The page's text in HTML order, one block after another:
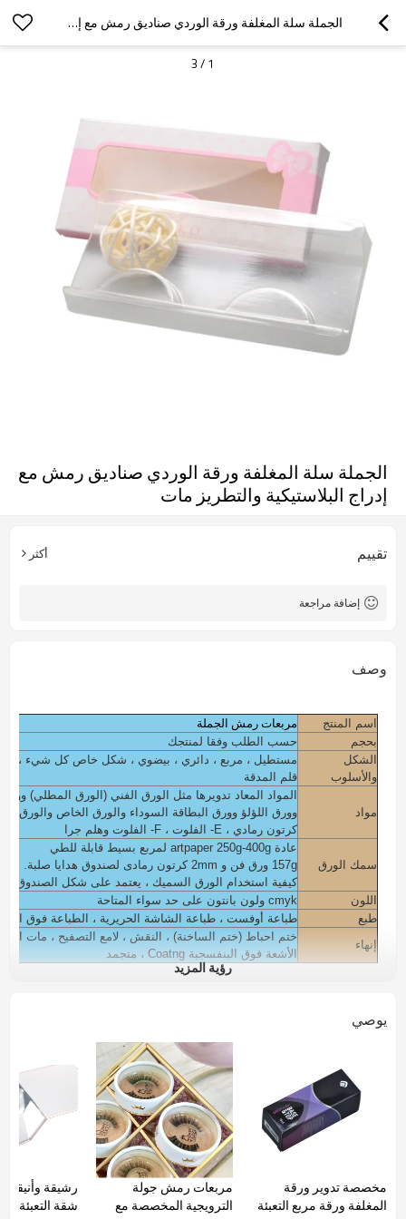
الجملة سلة المغلفة ورقة الوردي صناديق رمش مع إدراج البلاستيكية والتطريز مات
1
/
3
الجملة سلة المغلفة ورقة الوردي صناديق رمش مع
إدراج البلاستيكية والتطريز مات
تقييم أكثر
إضافة مراجعة
وصف
اسم المنتج مربعات رمش الجملة
بحجم
حسب الطلب وفقا لمنتجك
الشكل
والأسلوب
مستطيل ، مربع ، دائري ، بيضوي ، شكل خاص كل شيء ،
قلم المدقة
مواد
المواد المعاد تدويرها مثل الورق الفني (الورق المطلي)
وورق اللؤلؤ وورق البطاقة السوداء والورق الخاص والورق
كرتون رمادي ، E- الفلوت ، F- الفلوت وهلم جرا
سمك الورق
عادة artpaper 250g-400g لمربع بسيط قابلة للطي
157g ورق فن و 2mm كرتون رمادى لصندوق هدايا صلبة.
كيفية استخدام الورق السميك ، يعتمد على شكل الصندوق
اللون
cmyk ولون بانتون على حد سواء المتاحة
طبع
طباعة أوفست ، طباعة الشاشة الحريرية ، الطباعة فوق
إنهاء
ختم احباط (ختم الساخنة) ، النقش ، لامع التصفيح ، مات
الأشعة فوق البنفسجية Coatng ، متجمد
يمكنك إضافة بولي كلوريد الفينيل ، والحيوانات الأليفة ، نافذة pp على مربع.
بوليباغ داخل ، تصدير ك ك الورق المقوى المموج أو وفقا
استعمال
حزمة لمستحضرات التجميل ، والجمال ، والعناية بالبشرة ،
والشموع ، والشوكولاته ، والنبيذ ، والملابس ، والمجوهرات ،
جرا.
وقت بسيط
3-7 أيام
نورمال 10-15 يوما
t / t ، l / c ، ويسترن يونيون ، مونيغرام ، الضمان ، paypal وهلم جرا
ISO9001: 2008 ، FSC ، TUV ، SEDEX وهلم جرا
رؤية المزيد
يوصي
مخصصة تدوير ورقة
المغلفة ورقة مربع التعبئة
مربعات رمش جولة
الترويجية المخصصة مع
رشيقة وأنيقة
شقة التعبئة